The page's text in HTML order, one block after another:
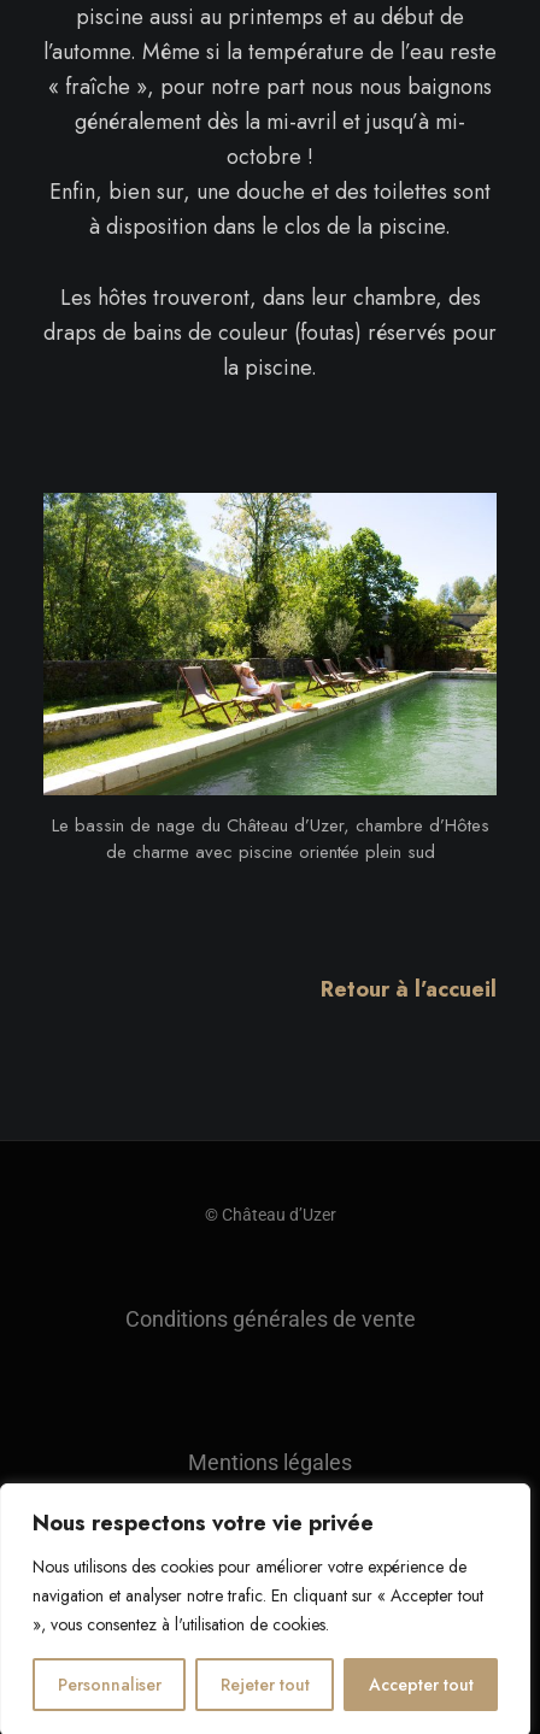
Nous respectons votre vie privée
Nous utilisons des cookies pour améliorer votre expérience de
navigation et analyser notre trafic. En cliquant sur « Accepter tout
», vous consentez à l'utilisation de cookies.
Personnaliser Rejeter tout Accepter tout
piscine aussi au printemps et au début de
l’automne. Même si la température de l’eau reste
« fraîche », pour notre part nous nous baignons
généralement dès la mi-avril et jusqu’à mi-
octobre !
Enfin, bien sur, une douche et des toilettes sont
à disposition dans le clos de la piscine.
Les hôtes trouveront, dans leur chambre, des
draps de bains de couleur (foutas) réservés pour
la piscine.
Le bassin de nage du Château d’Uzer, chambre d’Hôtes
de charme avec piscine orientée plein sud
Retour à l’accueil
© Château d’Uzer
Conditions générales de vente
Mentions légales
Suivez-nous sur :